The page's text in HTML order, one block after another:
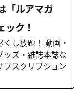
「ルアマガ
ク！
し放題！ 動画・
ッズ・雑誌本誌な
ブスクリプション